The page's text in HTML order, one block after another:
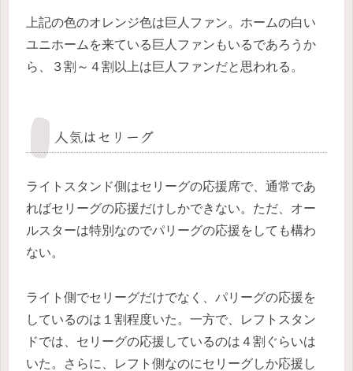
上記の色のオレンジ色は巨人ファン。ホームの白い
ユニホームを来ている巨人ファンもいるであろうか
ら、３割～４割以上は巨人ファンだと思われる。
人気はセリーグ
ライトスタンド側はセリーグの応援席で、通常であ
ればセリーグの応援だけしかできない。ただ、オー
ルスターは特別なのでパリーグの応援をしても構わ
ない。
ライト側でセリーグだけでなく、パリーグの応援を
しているのは１割程度いた。一方で、レフトスタン
ドでは、セリーグの応援しているのは４割ぐらいは
いた。さらに、レフト側なのにセリーグしか応援し